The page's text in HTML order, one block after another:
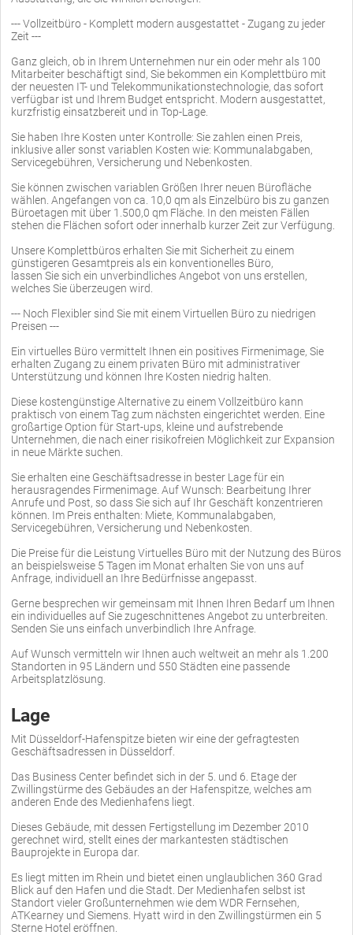
--- Vollzeitbüro - Komplett modern ausgestattet - Zugang zu jeder
Zeit ---
Ganz gleich, ob in Ihrem Unternehmen nur ein oder mehr als 100
Mitarbeiter beschäftigt sind, Sie bekommen ein Komplettbüro mit
der neuesten IT- und Telekommunikationstechnologie, das sofort
verfügbar ist und Ihrem Budget entspricht. Modern ausgestattet,
kurzfristig einsatzbereit und in Top-Lage.
Sie haben Ihre Kosten unter Kontrolle: Sie zahlen einen Preis,
inklusive aller sonst variablen Kosten wie: Kommunalabgaben,
Servicegebühren, Versicherung und Nebenkosten.
Sie können zwischen variablen Größen Ihrer neuen Bürofläche
wählen. Angefangen von ca. 10,0 qm als Einzelbüro bis zu ganzen
Büroetagen mit über 1.500,0 qm Fläche. In den meisten Fällen
stehen die Flächen sofort oder innerhalb kurzer Zeit zur Verfügung.
Unsere Komplettbüros erhalten Sie mit Sicherheit zu einem
günstigeren Gesamtpreis als ein konventionelles Büro,
lassen Sie sich ein unverbindliches Angebot von uns erstellen,
welches Sie überzeugen wird.
--- Noch Flexibler sind Sie mit einem Virtuellen Büro zu niedrigen
Preisen ---
Ein virtuelles Büro vermittelt Ihnen ein positives Firmenimage, Sie
erhalten Zugang zu einem privaten Büro mit administrativer
Unterstützung und können Ihre Kosten niedrig halten.
Diese kostengünstige Alternative zu einem Vollzeitbüro kann
praktisch von einem Tag zum nächsten eingerichtet werden. Eine
großartige Option für Start-ups, kleine und aufstrebende
Unternehmen, die nach einer risikofreien Möglichkeit zur Expansion
in neue Märkte suchen.
Sie erhalten eine Geschäftsadresse in bester Lage für ein
herausragendes Firmenimage. Auf Wunsch: Bearbeitung Ihrer
Anrufe und Post, so dass Sie sich auf Ihr Geschäft konzentrieren
können. Im Preis enthalten: Miete, Kommunalabgaben,
Servicegebühren, Versicherung und Nebenkosten.
Die Preise für die Leistung Virtuelles Büro mit der Nutzung des Büros
an beispielsweise 5 Tagen im Monat erhalten Sie von uns auf
Anfrage, individuell an Ihre Bedürfnisse angepasst.
Gerne besprechen wir gemeinsam mit Ihnen Ihren Bedarf um Ihnen
ein individuelles auf Sie zugeschnittenes Angebot zu unterbreiten.
Senden Sie uns einfach unverbindlich Ihre Anfrage.
Auf Wunsch vermitteln wir Ihnen auch weltweit an mehr als 1.200
Standorten in 95 Ländern und 550 Städten eine passende
Arbeitsplatzlösung.
Lage
Mit Düsseldorf-Hafenspitze bieten wir eine der gefragtesten
Geschäftsadressen in Düsseldorf.
Das Business Center befindet sich in der 5. und 6. Etage der
Zwillingstürme des Gebäudes an der Hafenspitze, welches am
anderen Ende des Medienhafens liegt.
Dieses Gebäude, mit dessen Fertigstellung im Dezember 2010
gerechnet wird, stellt eines der markantesten städtischen
Bauprojekte in Europa dar.
Es liegt mitten im Rhein und bietet einen unglaublichen 360 Grad
Blick auf den Hafen und die Stadt. Der Medienhafen selbst ist
Standort vieler Großunternehmen wie dem WDR Fernsehen,
ATKearney und Siemens. Hyatt wird in den Zwillingstürmen ein 5
Sterne Hotel eröffnen.